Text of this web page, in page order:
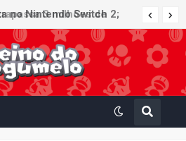
no Nintendo Switch 2;
receberá atualização